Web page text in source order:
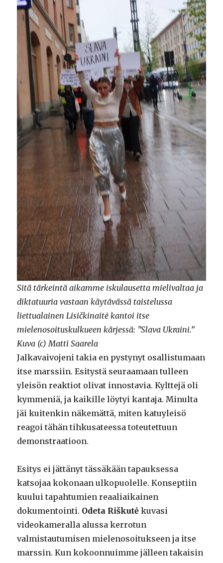
Sitä tärkeintä aikamme iskulausetta mielivaltaa ja
diktatuuria vastaan käytävässä taistelussa
liettualainen Lisičkinaitė kantoi itse
mielenosoituskulkueen kärjessä: ”Slava Ukraini.”
Kuva (c) Matti Saarela
Jalkavaivojeni takia en pystynyt osallistumaan
itse marssiin. Esitystä seuraamaan tulleen
yleisön reaktiot olivat innostavia. Kylttejä oli
kymmeniä, ja kaikille löytyi kantaja. Minulta
jäi kuitenkin näkemättä, miten katuyleisö
reagoi tähän tihkusateessa toteutettuun
demonstraatioon.
Esitys ei jättänyt tässäkään tapauksessa
katsojaa kokonaan ulkopuolelle. Konseptiin
kuului tapahtumien reaaliaikainen
dokumentointi. Odeta Riškutė kuvasi
videokameralla alussa kerrotun
valmistautumisen mielenosoitukseen ja itse
marssin. Kun kokoonnuimme jälleen takaisin